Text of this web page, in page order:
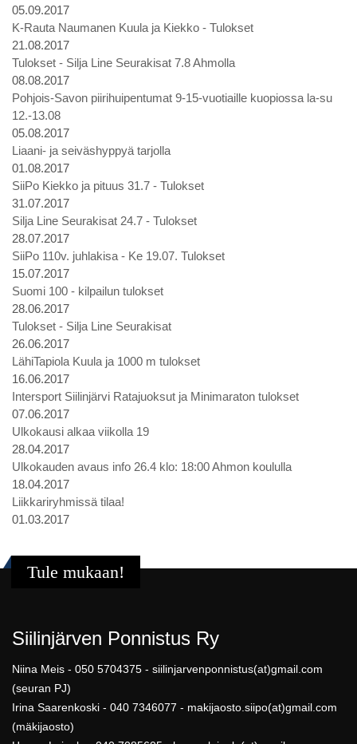
05.09.2017
K-Rauta Naumanen Kuula ja Kiekko - Tulokset
21.08.2017
Tulokset - Silja Line Seurakisat 7.8 Ahmolla
08.08.2017
Pohjois-Savon piirihuipentumat 9-15-vuotiaille kuopiossa la-su
12.-13.08
05.08.2017
Liaani- ja seiväshyppyä tarjolla
01.08.2017
SiiPo Kiekko ja pituus 31.7 - Tulokset
31.07.2017
Silja Line Seurakisat 24.7 - Tulokset
28.07.2017
SiiPo 110v. juhlakisa - Ke 19.07. Tulokset
15.07.2017
Suomi 100 - kilpailun tulokset
28.06.2017
Tulokset - Silja Line Seurakisat
26.06.2017
LähiTapiola Kuula ja 1000 m tulokset
16.06.2017
Intersport Siilinjärvi Ratajuoksut ja Minimaraton tulokset
07.06.2017
Ulkokausi alkaa viikolla 19
28.04.2017
Ulkokauden avaus info 26.4 klo: 18:00 Ahmon koululla
18.04.2017
Liikkariryhmissä tilaa!
01.03.2017
Tule mukaan!
Siilinjärven Ponnistus Ry
Niina Meis - 050 5704375 - siilinjarvenponnistus(at)gmail.com
(seuran PJ)
Irina Saarenkoski - 040 7346077 - makijaosto.siipo(at)gmail.com
(mäkijaosto)